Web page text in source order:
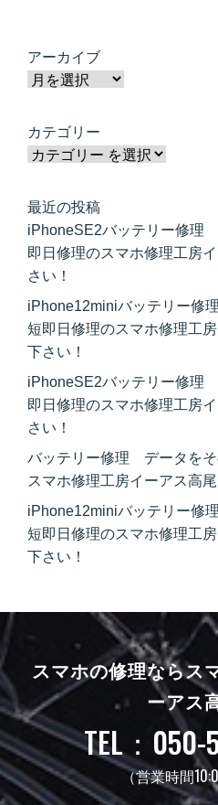
アーカイブ
カテゴリー
最近の投稿
iPhoneSE2バッテリー修理
即日修理のスマホ修理工房
さい！
iPhone12miniバッテリー修
短即日修理のスマホ修理工
下さい！
iPhoneSE2バッテリー修理
即日修理のスマホ修理工房
さい！
バッテリー修理 データを
スマホ修理工房イーアス高
iPhone12miniバッテリー修
短即日修理のスマホ修理工
下さい！
スマホの修理ならス
ーアス
TEL：050-
（営業時間